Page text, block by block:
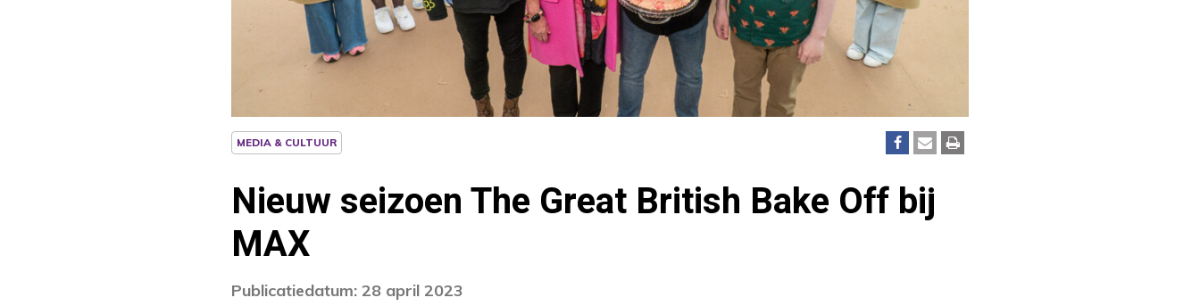
MEDIA & CULTUUR
Nieuw seizoen The Great British Bake Off bij
MAX
Publicatiedatum: 28 april 2023